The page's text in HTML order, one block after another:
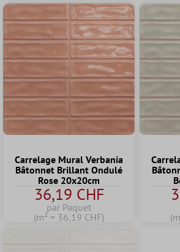
Carrelage Mural Verbania
Bâtonnet Brillant Ondulé
Rose 20x20cm
36,19 CHF
par Paquet
(m² = 36,19 CHF)